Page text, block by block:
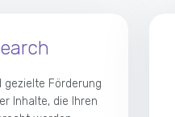
gezielte Förderung
Inhalte, die Ihren